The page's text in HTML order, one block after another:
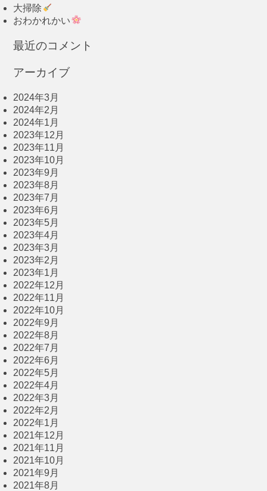
大掃除
おわかれかい
最近のコメント
アーカイブ
2024年3月
2024年2月
2024年1月
2023年12月
2023年11月
2023年10月
2023年9月
2023年8月
2023年7月
2023年6月
2023年5月
2023年4月
2023年3月
2023年2月
2023年1月
2022年12月
2022年11月
2022年10月
2022年9月
2022年8月
2022年7月
2022年6月
2022年5月
2022年4月
2022年3月
2022年2月
2022年1月
2021年12月
2021年11月
2021年10月
2021年9月
2021年8月